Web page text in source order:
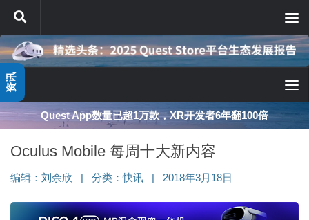
跳至内容
深度分享：AI智能眼镜的现实困境与严峻出路
Oculus Mobile 每周十大新内容
编辑： 刘余欣 分类：快讯 2018年3月18日
资讯